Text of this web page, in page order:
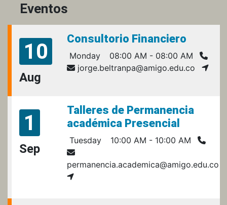
Eventos
10
Aug
Consultorio Financiero
Monday
08:00 AM - 08:00 AM
jorge.beltranpa@amigo.edu.co
1
Sep
Talleres de Permanencia
académica Presencial
Tuesday 10:00 AM - 10:00 AM
permanencia.academica@amigo.edu.co